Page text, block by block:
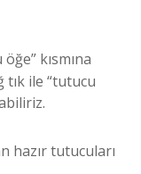
kısmına
tık ile “tutucu
hazır tutucuları